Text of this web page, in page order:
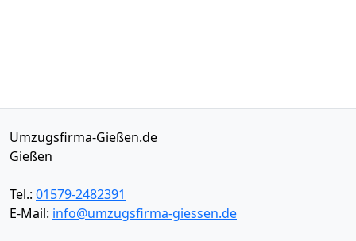
Umzugsfirma-Gießen.de
Gießen
Tel.: 01579-2482391
E-Mail: info@umzugsfirma-giessen.de